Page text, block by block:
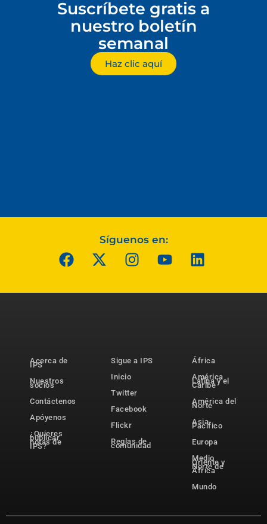
Suscríbete gratis a
nuestro boletín
semanal
Haz clic aquí
Síguenos en:
Acerca de
IPS
Nuestros
socios
Contáctenos
Apóyenos
¿Quieres
publicar
notas de
IPS?
Sigue a IPS
Inicio
Twitter
Facebook
Flickr
Reglas de
comunidad
África
América
Latina y el
Caribe
América del
Norte
Asia-
Pacífico
Europa
Medio
Oriente y
Norte de
África
Mundo